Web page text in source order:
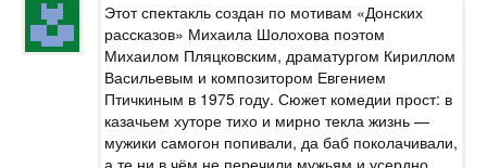
Этот спектакль создан по мотивам «Донских
рассказов» Михаила Шолохова поэтом
Михаилом Пляцковским, драматургом Кириллом
Васильевым и композитором Евгением
Птичкиным в 1975 году. Сюжет комедии прост: в
казачьем хуторе тихо и мирно текла жизнь —
мужики самогон попивали, да баб поколачивали,